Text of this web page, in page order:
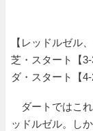
【レッドルゼル
芝・スタート【3-
ダ・スタート【4-
ダートではこれ
ッドルゼル。し